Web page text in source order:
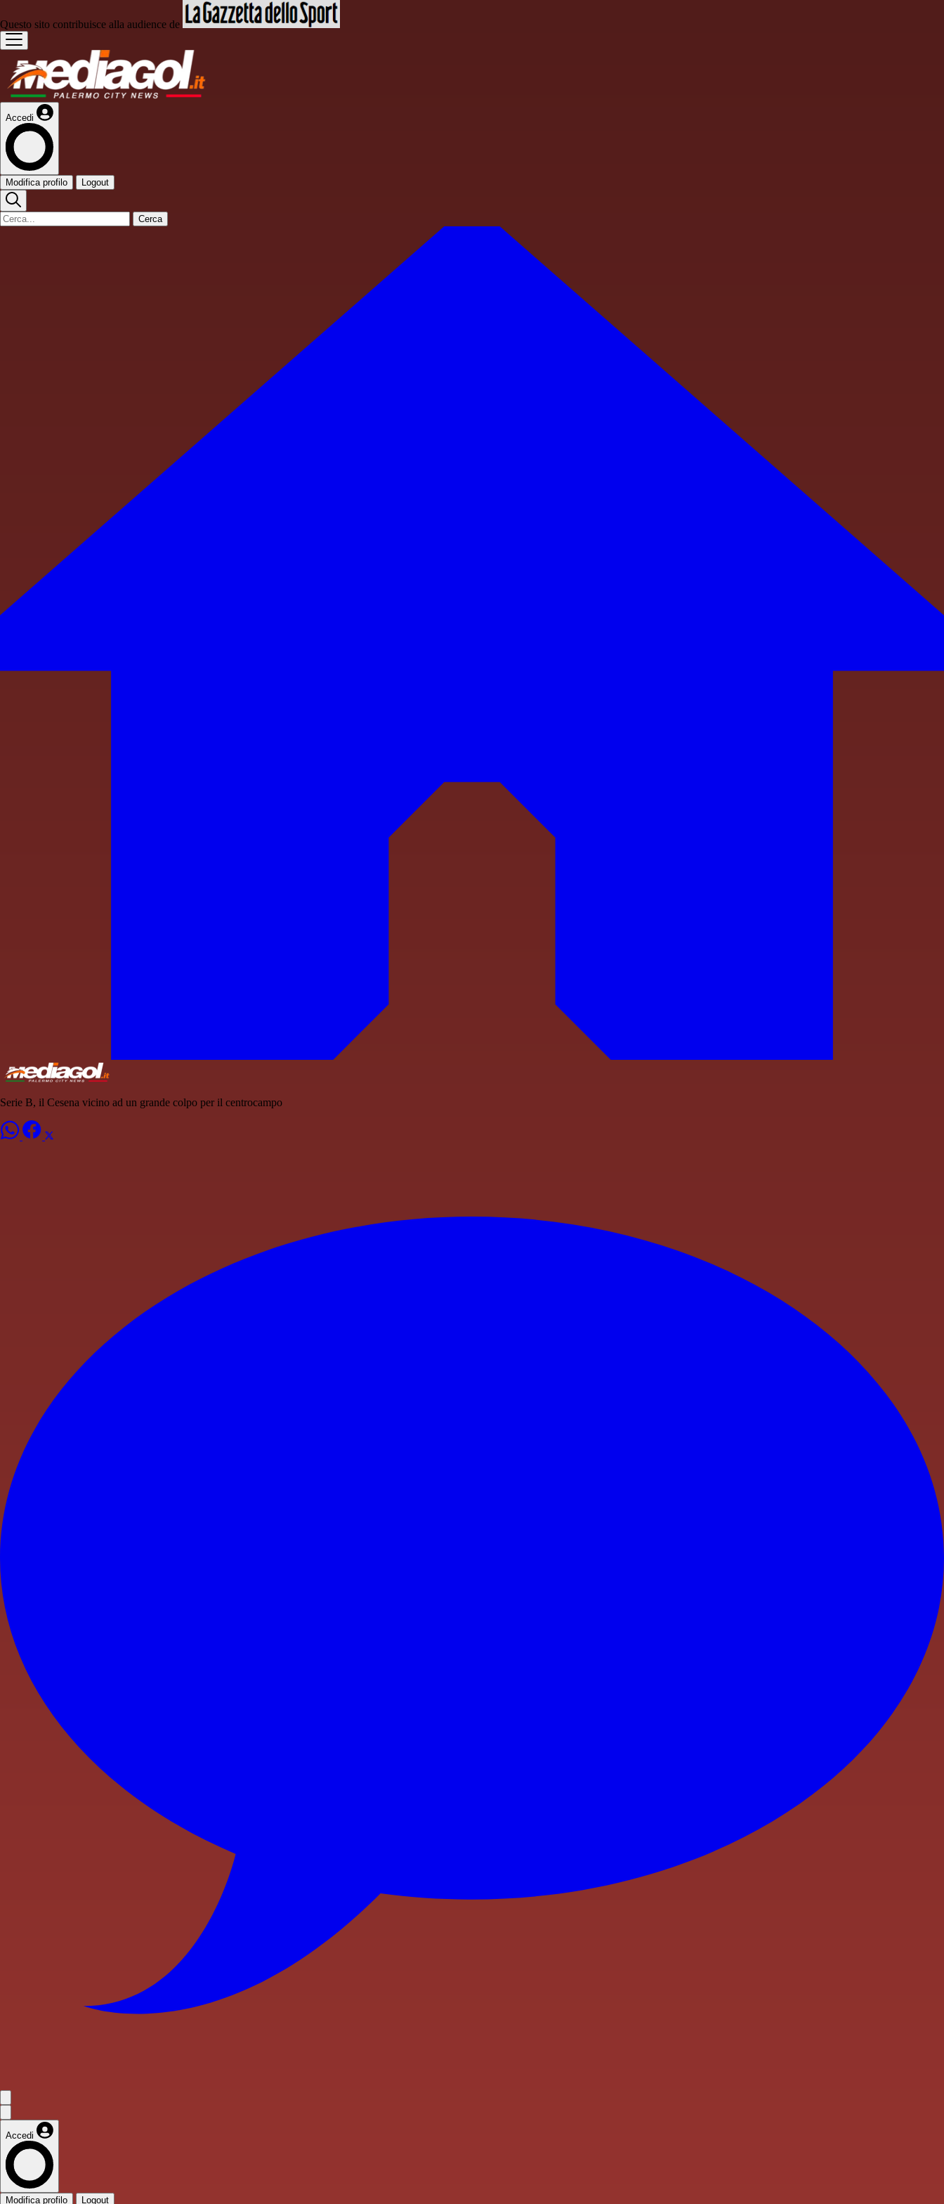
Questo sito contribuisce alla audience de
Accedi
Modifica profilo Logout
Cerca
Serie B, il Cesena vicino ad un grande colpo per il centrocampo
Accedi
Modifica profilo Logout